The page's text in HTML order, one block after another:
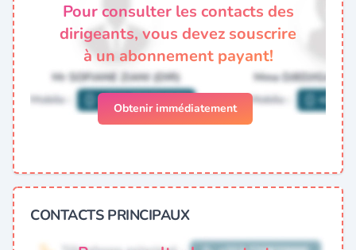
Pour consulter les contacts des
dirigeants, vous devez souscrire
à un abonnement payant!
Obtenir immédiatement
CONTACTS PRINCIPAUX